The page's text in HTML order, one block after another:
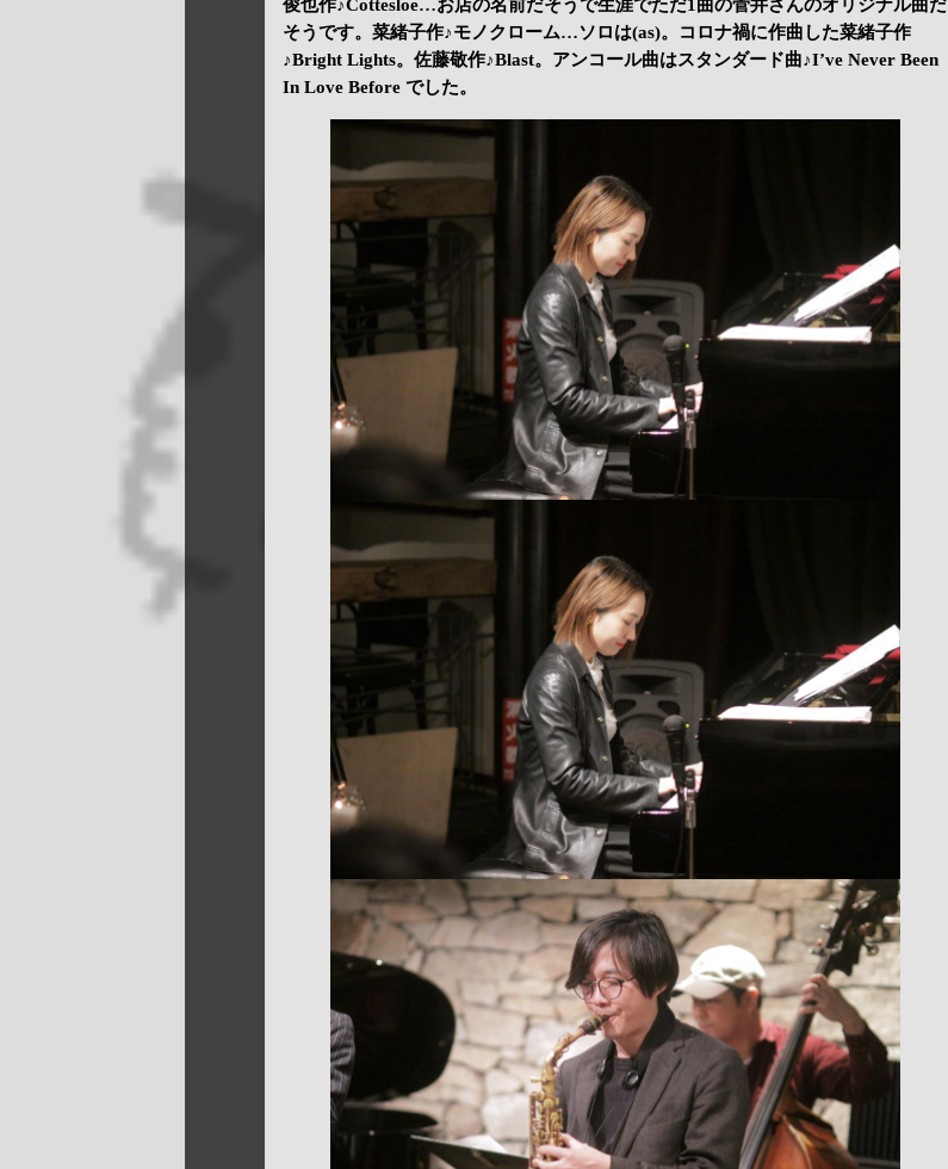
俊也作♪Cottesloe…お店の名前だそうで生涯でただ1曲の菅井さんのオリジナル曲だ
そうです。菜緒子作♪モノクローム…ソロは(as)。コロナ禍に作曲した菜緒子作
♪Bright Lights。佐藤敬作♪Blast。アンコール曲はスタンダード曲♪I’ve Never Been
In Love Before でした。